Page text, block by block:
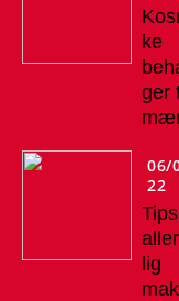
ke
ger
06/
22
lig